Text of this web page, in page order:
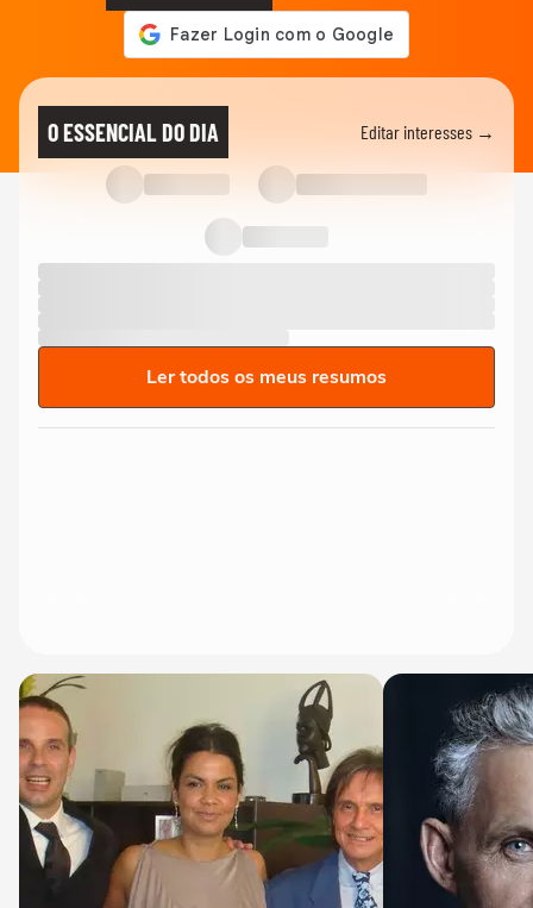
O ESSENCIAL DO DIA Editar interesses →
Ler todos os meus resumos